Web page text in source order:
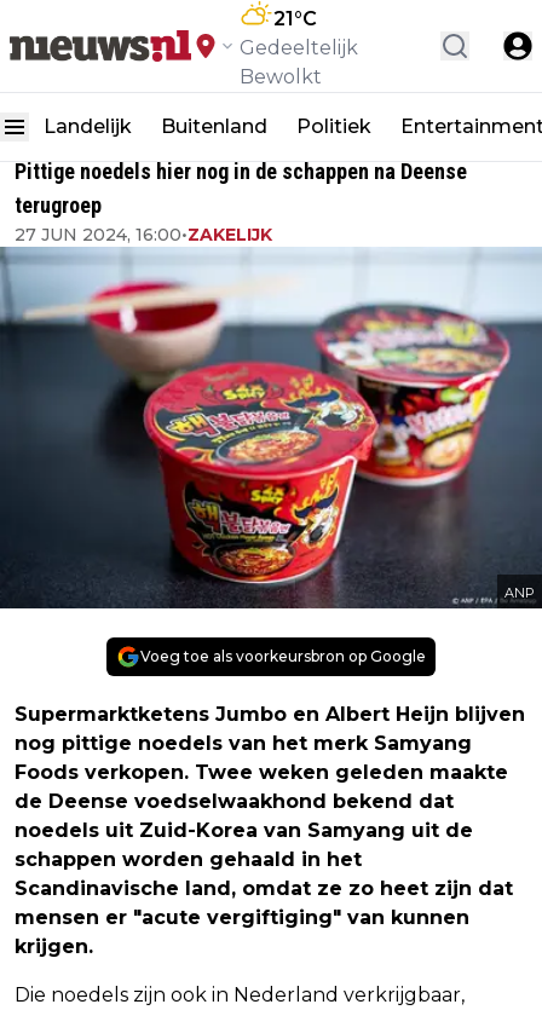
21°C
Gedeeltelijk
Bewolkt
Landelijk Buitenland Politiek
Pittige noedels hier nog in de schappen na Deense
terugroep
27 JUN 2024, 16:00•ZAKELIJK
ANP
Voeg toe als voorkeursbron op Google
Supermarktketens Jumbo en Albert Heijn blijven
nog pittige noedels van het merk Samyang
Foods verkopen. Twee weken geleden maakte
de Deense voedselwaakhond bekend dat
noedels uit Zuid-Korea van Samyang uit de
schappen worden gehaald in het
Scandinavische land, omdat ze zo heet zijn dat
mensen er "acute vergiftiging" van kunnen
krijgen.
Die noedels zijn ook in Nederland verkrijgbaar,